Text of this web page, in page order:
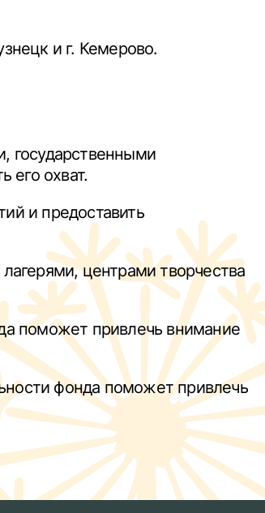
и г. Кемерово.
государственными
его охват.
и предоставить
центрами творчества
поможет привлечь внимание
фонда поможет привлечь